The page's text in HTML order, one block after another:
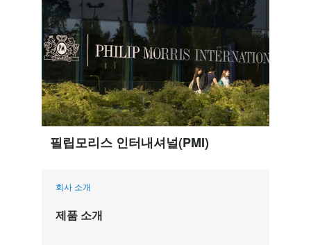
필립모리스 인터내셔널(PMI)
회사 소개
제품 소개